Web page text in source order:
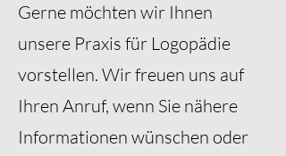
Gerne möchten wir Ihnen
unsere Praxis für Logopädie
vorstellen. Wir freuen uns auf
Ihren Anruf, wenn Sie nähere
Informationen wünschen oder